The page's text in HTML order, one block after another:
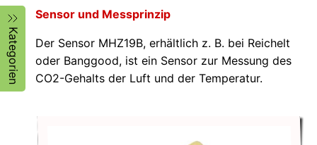
Kategorien
Sensor und Messprinzip
Der Sensor MHZ19B, erhältlich z. B. bei Reichelt
oder Banggood, ist ein Sensor zur Messung des
CO2-Gehalts der Luft und der Temperatur.